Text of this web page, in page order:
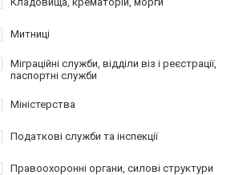
Митниці
Міграційні служби, відділи віз і реєстрації,
паспортні служби
Міністерства
Податкові служби та інспекції
Правоохоронні органи, силові структури